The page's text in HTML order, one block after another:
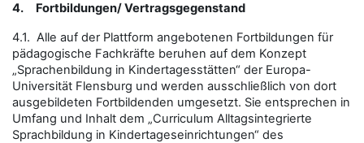
4. Fortbildungen/ Vertragsgegenstand
4.1. Alle auf der Plattform angebotenen Fortbildungen für
pädagogische Fachkräfte beruhen auf dem Konzept
„Sprachenbildung in Kindertagesstätten“ der Europa-
Universität Flensburg und werden ausschließlich von dort
ausgebildeten Fortbildenden umgesetzt. Sie entsprechen in
Umfang und Inhalt dem „Curriculum Alltagsintegrierte
Sprachbildung in Kindertageseinrichtungen“ des